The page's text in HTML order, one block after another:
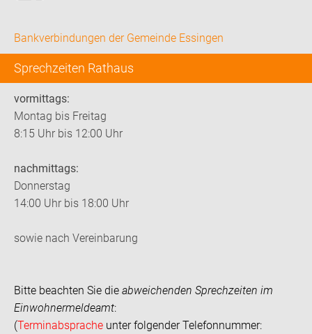
Bankverbindungen der Gemeinde Essingen
Sprechzeiten Rathaus
vormittags:
Montag bis Freitag
8:15 Uhr bis 12:00 Uhr
nachmittags:
Donnerstag
14:00 Uhr bis 18:00 Uhr
sowie nach Vereinbarung
Bitte beachten Sie die abweichenden Sprechzeiten im
Einwohnermeldeamt:
(Terminabsprache unter folgender Telefonnummer: